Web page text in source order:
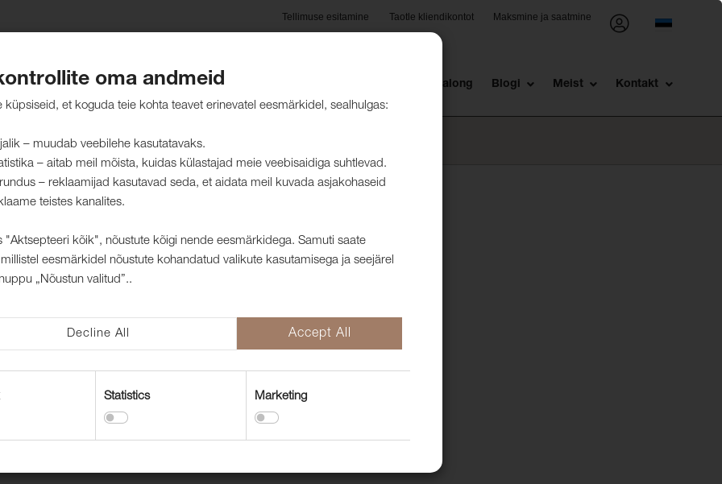
Tellimuse esitamine Taotle kliendikontot Maksmine ja saatmine
Hooldusjuhised Jätkusuutlikkus Müügisalong Blogi Meist Kontakt
oma andmeid
küpsiseid, et koguda teie kohta teavet erinevatel eesmärkidel, sealhulgas:
– muudab veebilehe kasutatavaks.
– aitab meil mõista, kuidas külastajad meie veebisaidiga suhtlevad.
– reklaamijad kasutavad seda, et aidata meil kuvada asjakohaseid
teistes kanalites.
"Aktsepteeri kõik", nõustute kõigi nende eesmärkidega. Samuti saate
eesmärkidel nõustute kohandatud valikute kasutamisega ja seejärel
„Nõustun valitud”..
Decline All Accept All
Statistics Marketing